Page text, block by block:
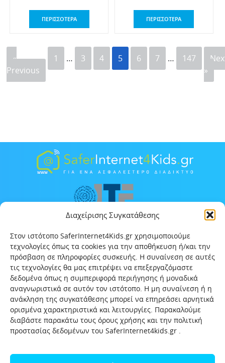
Διαχείρισης Συγκατάθεσης
Στον ιστότοπο SaferInternet4Kids.gr χρησιμοποιούμε
τεχνολογίες όπως τα cookies για την αποθήκευση ή/και την
πρόσβαση σε πληροφορίες συσκευής. Η συναίνεση σε αυτές
τις τεχνολογίες θα μας επιτρέψει να επεξεργαζόμαστε
δεδομένα όπως η συμπεριφορά περιήγησης ή μοναδικά
αναγνωριστικά σε αυτόν τον ιστότοπο. Η μη συναίνεση ή η
ανάκληση της συγκατάθεσης μπορεί να επηρεάσει αρνητικά
ορισμένα χαρακτηριστικά και λειτουργίες. Παρακαλούμε
διαβάστε παρακάτω τους όρους χρήσης και την πολιτική
προστασίας δεδομένων του SaferInternet4kids.gr .
ΠΕΡΙΣΣΟΤΕΡΑ ΠΕΡΙΣΣΟΤΕΡΑ
«
Previous
1 … 3 4 5 6 7 … 147
»
Πολιτική προστασίας δεδομένων